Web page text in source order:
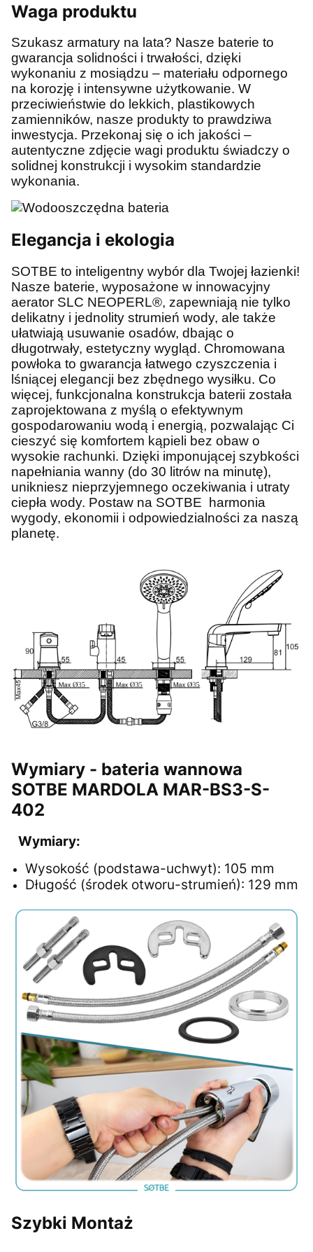
Waga produktu
Szukasz armatury na lata? Nasze baterie to
gwarancja solidności i trwałości, dzięki
wykonaniu z mosiądzu – materiału odpornego
na korozję i intensywne użytkowanie. W
przeciwieństwie do lekkich, plastikowych
zamienników, nasze produkty to prawdziwa
inwestycja. Przekonaj się o ich jakości –
autentyczne zdjęcie wagi produktu świadczy o
solidnej konstrukcji i wysokim standardzie
wykonania.
Elegancja i ekologia
SOTBE to inteligentny wybór dla Twojej łazienki!
Nasze baterie, wyposażone w innowacyjny
aerator SLC NEOPERL®, zapewniają nie tylko
delikatny i jednolity strumień wody, ale także
ułatwiają usuwanie osadów, dbając o
długotrwały, estetyczny wygląd. Chromowana
powłoka to gwarancja łatwego czyszczenia i
lśniącej elegancji bez zbędnego wysiłku. Co
więcej, funkcjonalna konstrukcja baterii została
zaprojektowana z myślą o efektywnym
gospodarowaniu wodą i energią, pozwalając Ci
cieszyć się komfortem kąpieli bez obaw o
wysokie rachunki. Dzięki imponującej szybkości
napełniania wanny (do 30 litrów na minutę),
unikniesz nieprzyjemnego oczekiwania i utraty
ciepła wody. Postaw na SOTBE harmonia
wygody, ekonomii i odpowiedzialności za naszą
planetę.
Wymiary - bateria wannowa
SOTBE MARDOLA MAR-BS3-S-
402
Wymiary:
Wysokość (podstawa-uchwyt): 105 mm
Długość (środek otworu-strumień): 129 mm
Szybki Montaż